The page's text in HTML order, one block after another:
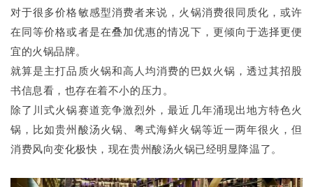
对于很多价格敏感型消费者来说，火锅消费很同质化，或许
在同等价格或者是在叠加优惠的情况下，更倾向于选择更便
宜的火锅品牌。
就算是主打品质火锅和高人均消费的巴奴火锅，透过其招股
书信息看，也存在着不小的压力。
除了川式火锅赛道竞争激烈外，最近几年涌现出地方特色火
锅，比如贵州酸汤火锅、粤式海鲜火锅等近一两年很火，但
消费风向变化极快，现在贵州酸汤火锅已经明显降温了。